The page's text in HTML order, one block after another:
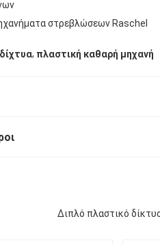
στρεβλώσεων Raschel
, πλαστική καθαρή μηχανή
Διπλό πλαστικό